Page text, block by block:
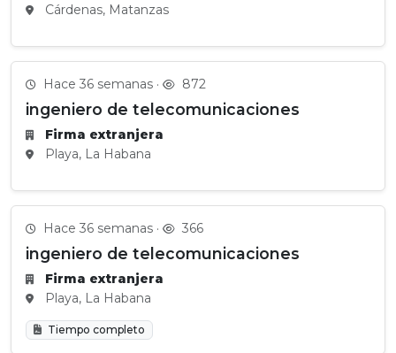
Cárdenas, Matanzas
Hace 36 semanas · 872
ingeniero de telecomunicaciones
Firma extranjera
Playa, La Habana
Hace 36 semanas · 366
ingeniero de telecomunicaciones
Firma extranjera
Playa, La Habana
Tiempo completo